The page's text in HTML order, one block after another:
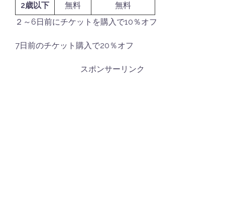
2歳以下
無料
無料
２～6日前にチケットを購入で10％オフ
7日前のチケット購入で20％オフ
スポンサーリンク